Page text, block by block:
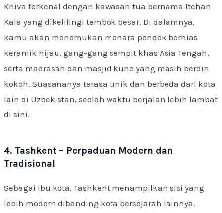
Khiva terkenal dengan kawasan tua bernama Itchan
Kala yang dikelilingi tembok besar. Di dalamnya,
kamu akan menemukan menara pendek berhias
keramik hijau, gang-gang sempit khas Asia Tengah,
serta madrasah dan masjid kuno yang masih berdiri
kokoh. Suasananya terasa unik dan berbeda dari kota
lain di Uzbekistan, seolah waktu berjalan lebih lambat
di sini.
4. Tashkent – Perpaduan Modern dan
Tradisional
Sebagai ibu kota, Tashkent menampilkan sisi yang
lebih modern dibanding kota bersejarah lainnya.